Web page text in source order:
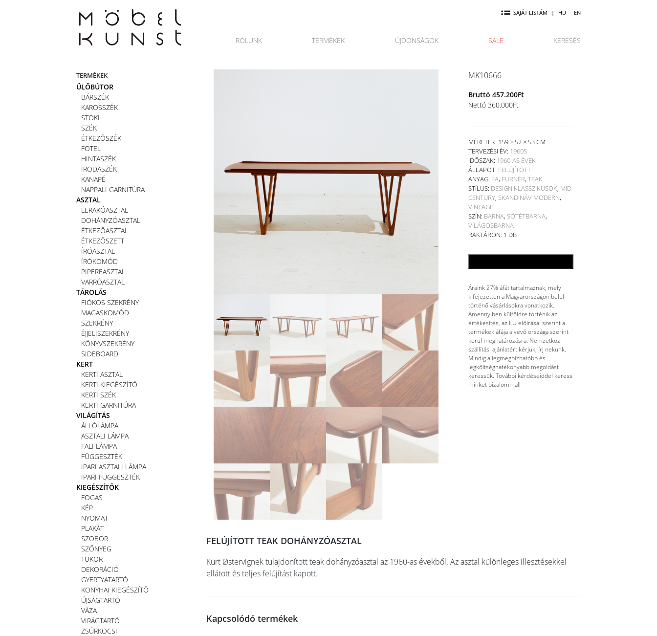
SAJÁT LISTÁM | HU EN
RÓLUNK TERMÉKEK ÚJDONSÁGOK SALE KERESÉS
TERMÉKEK
ÜLŐBÚTOR
BÁRSZÉK
KAROSSZÉK
STOKI
SZÉK
ÉTKEZŐSZÉK
FOTEL
HINTASZÉK
IRODASZÉK
KANAPÉ
NAPPALI GARNITÚRA
ASZTAL
LERAKÓASZTAL
DOHÁNYZÓASZTAL
ÉTKEZŐASZTAL
ÉTKEZŐSZETT
ÍRÓASZTAL
ÍRÓKOMÓD
PIPEREASZTAL
VARRÓASZTAL
TÁROLÁS
FIÓKOS SZEKRÉNY
MAGASKOMÓD
SZEKRÉNY
ÉJJELISZEKRÉNY
KÖNYVSZEKRÉNY
SIDEBOARD
KERT
KERTI ASZTAL
KERTI KIEGÉSZÍTŐ
KERTI SZÉK
KERTI GARNITÚRA
VILÁGÍTÁS
ÁLLÓLÁMPA
ASZTALI LÁMPA
FALI LÁMPA
FÜGGESZTÉK
IPARI ASZTALI LÁMPA
IPARI FÜGGESZTÉK
KIEGÉSZÍTŐK
FOGAS
KÉP
NYOMAT
PLAKÁT
SZOBOR
SZŐNYEG
TÜKÖR
DEKORÁCIÓ
GYERTYATARTÓ
KONYHAI KIEGÉSZÍTŐ
ÚJSÁGTARTÓ
VÁZA
VIRÁGTARTÓ
ZSÚRKOCSI
MK10666
Bruttó 457.200Ft
Nettó 360.000Ft
MÉRETEK: 159 × 52 × 53 CM
TERVEZÉSI ÉV: 1960S
IDŐSZAK: 1960-AS ÉVEK
ÁLLAPOT: FELÚJÍTOTT
ANYAG: FA, FURNÉR, TEAK
STÍLUS: DESIGN KLASSZIKUSOK, MID-
CENTURY, SKANDINÁV MODERN,
VINTAGE
SZÍN: BARNA, SÖTÉTBARNA,
VILÁGOSBARNA
RAKTÁRON: 1 DB
Áraink 27% áfát tartalmaznak, mely
kifejezetten a Magyarországon belül
történő vásárlásokra vonatkozik.
Amennyiben külföldre történik az
értékesítés, az EU előírásai szerint a
termékek áfája a vevő országa szerint
kerül meghatározásra. Nemzetközi
szállítási ajánlatért kérjük, írj nekünk.
Mindig a legmegbízhatóbb és
legköltséghatékonyabb megoldást
keressük. További kérdéseiddel keress
minket bizalommal!
FELÚJÍTOTT TEAK DOHÁNYZÓASZTAL
Kurt Østervignek tulajdonított teak dohányzóasztal az 1960-as évekből. Az asztal különleges illesztésekkel
ellátott és teljes felújítást kapott.
Kapcsolódó termékek